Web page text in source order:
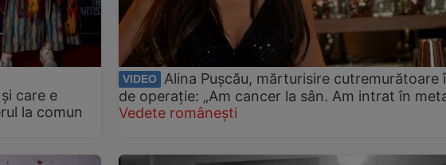
care e
la comun
VIDEO
Alina Pușcău, mărturisire cutremurătoare
de operație: „Am cancer la sân. Am intrat în
Vedete românești